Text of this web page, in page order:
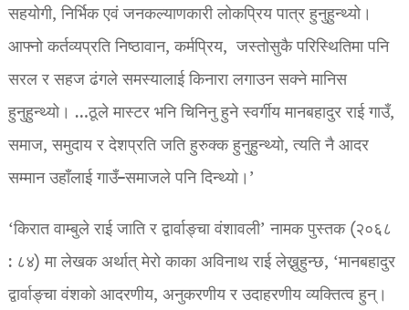
सहयोगी, निर्भिक एवं जनकल्याणकारी लोकप्रिय पात्र हुनुहुन्थ्यो।
आफ्नो कर्तव्यप्रति निष्ठावान, कर्मप्रिय, जस्तोसुकै परिस्थितिमा पनि
सरल र सहज ढंगले समस्यालाई किनारा लगाउन सक्ने मानिस
हुनुहुन्थ्यो। …ठूले मास्टर भनि चिनिनु हुने स्वर्गीय मानबहादुर राई गाउँ,
समाज, समुदाय र देशप्रति जति हुरुक्क हुनुहुन्थ्यो, त्यति नै आदर
सम्मान उहाँलाई गाउँ–समाजले पनि दिन्थ्यो।’
‘किरात वाम्बुले राई जाति र द्वार्वाङ्चा वंशावली’ नामक पुस्तक (२०६८
: ८४) मा लेखक अर्थात् मेरो काका अविनाथ राई लेख्नुहुन्छ, ‘मानबहादुर
द्वार्वाङ्चा वंशको आदरणीय, अनुकरणीय र उदाहरणीय व्यक्तित्व हुन्।